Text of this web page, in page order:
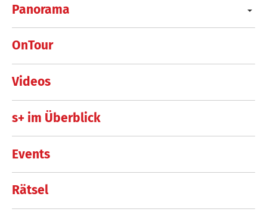
Panorama
OnTour
Videos
s+ im Überblick
Events
Rätsel